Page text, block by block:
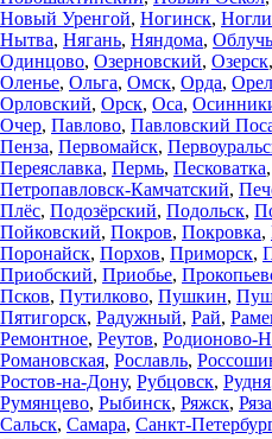
Новый Уренгой, Ногинск,
Нытва, Нягань, Няндома,
Одинцово, Озерновский, Озерск,
Оленье, Ольга, Омск, Орда, Орел
Орловский, Орск, Оса,
Очер, Павлово, Павловский
Пенза, Первомайск,
Переяславка, Пермь, Песковатка,
Петропавловск-Камчатский,
Плёс, Подозёрский, Подольск,
Пойковский, Покров, Покровка,
Поронайск, Порхов, Приморск,
Приобский, Приобье,
Псков, Путилково, Пушкин,
Пятигорск, Радужный, Рай,
Ремонтное, Реутов, Родионово-
Романовская, Рославль,
Ростов-на-Дону, Рубцовск, Рудня
Румянцево, Рыбинск, Ряжск,
Сальск, Самара, Санкт-Петербург